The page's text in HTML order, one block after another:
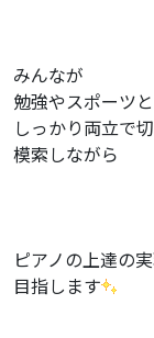
みんなが
勉強やスポーツと
しっかり両立で
模索しながら
ピアノの上達の
目指します